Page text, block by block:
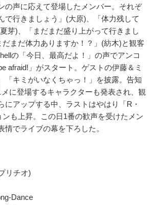
の声に応えて登場したメンバー。それぞ
で行きましょう」(大原)、「体力残して
芽)、「まだまだ盛り上がって行きまし
だまだ体力ありますか！？」(紡木)と観客
の「今日、最高だよ！」の声でアンコ
afraid!」がスタート。ゲストの伊藤＆ミ
「キミがいなくちゃっ！」を披露。告知
に登場するキャラクターも発表され、観
にアップする中、ラストはやはり「R・
も上昇。この日1番の歓声を受けたメン
情でライブの幕を下ろした。
リチオ)
Dance